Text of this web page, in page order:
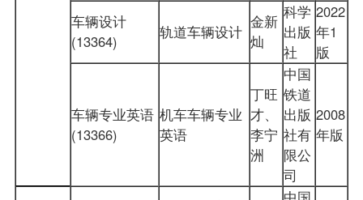
车辆设计
(13364)
轨道车辆设计
金新
灿
科学
出版
社
2022
年1
版
车辆专业英语
(13366)
机车车辆专业
英语
丁旺
才、
李宁
洲
中国
铁道
出版
社有
限公
司
2008
年版